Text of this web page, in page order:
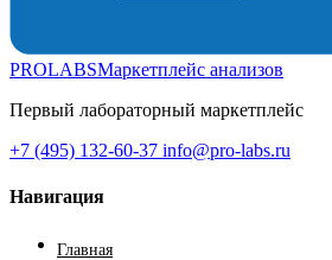
PROLABSМаркетплейс анализов
Первый лабораторный маркетплейс
+7 (495) 132-60-37 info@pro-labs.ru
Навигация
Главная